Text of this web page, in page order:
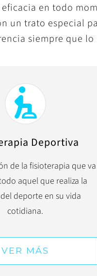
en todo
un trato especial
siempre que lo
Deportiva
de la fisioterapia que va
aquel que realiza la
deporte en su vida
cotidiana.
VER MÁS